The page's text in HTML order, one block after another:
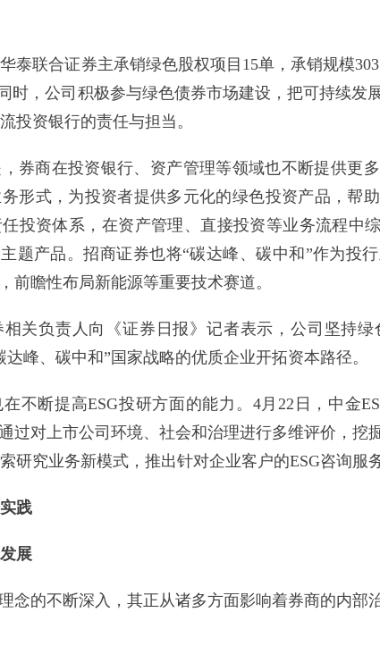
联合证券主承销绿色股权项目15单，承销规模
时，公司积极参与绿色债券市场建设，把可持续发
投资银行的责任与担当。
商在投资银行、资产管理等领域也不断提供更
形式，为投资者提供多元化的绿色投资产品，帮
投资体系，在资产管理、直接投资等业务流程中
题产品。招商证券也将“碳达峰、碳中和”作为投
前瞻性布局新能源等重要技术赛道。
负责人向《证券日报》记者表示，公司坚持绿
峰、碳中和”国家战略的优质企业开拓资本路径。
断提高ESG投研方面的能力。4月22日，中金
过对上市公司环境、社会和治理进行多维评价，挖
研究业务新模式，推出针对企业客户的ESG咨询服务
践
展
的不断深入，其正从诸多方面影响着券商的内部